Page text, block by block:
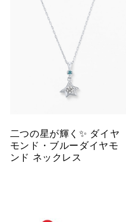
二つの星が輝く✨ ダイヤ
モンド・ブルーダイヤモ
ンド ネックレス